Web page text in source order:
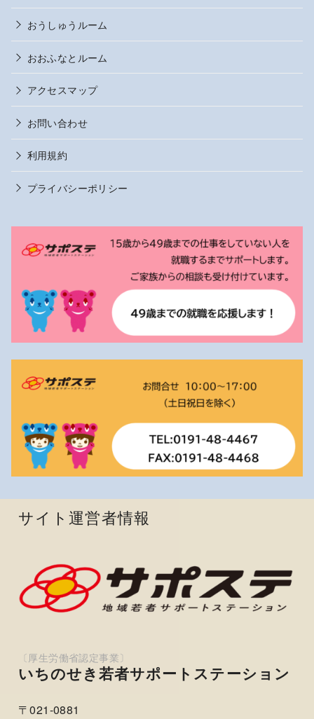
おうしゅうルーム
おおふなとルーム
アクセスマップ
お問い合わせ
利用規約
プライバシーポリシー
サイト運営者情報
いちのせき若者サポートステーション
〒021-0881